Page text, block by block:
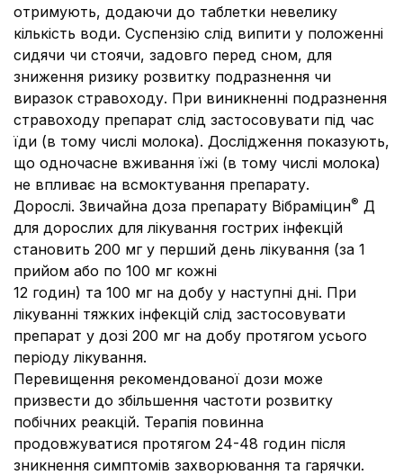
отримують, додаючи до таблетки невелику
кількість води. Суспензію слід випити у положенні
сидячи чи стоячи, задовго перед сном, для
зниження ризику розвитку подразнення чи
виразок стравоходу. При виникненні подразнення
стравоходу препарат слід застосовувати під час
їди (в тому числі молока). Дослідження показують,
що одночасне вживання їжі (в тому числі молока)
не впливає на всмоктування препарату.
Дорослі. Звичайна доза препарату Вібраміцин® Д
для дорослих для лікування гострих інфекцій
становить 200 мг у перший день лікування (за 1
прийом або по 100 мг кожні
12 годин) та 100 мг на добу у наступні дні. При
лікуванні тяжких інфекцій слід застосовувати
препарат у дозі 200 мг на добу протягом усього
періоду лікування.
Перевищення рекомендованої дози може
призвести до збільшення частоти розвитку
побічних реакцій. Терапія повинна
продовжуватися протягом 24-48 годин після
зникнення симптомів захворювання та гарячки.